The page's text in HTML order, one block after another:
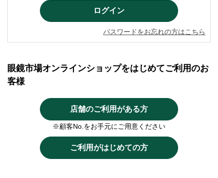
パスワードをお忘れの方はこちら
眼鏡市場オンラインショップをはじめてご利用のお
客様
店舗のご利用がある方
※顧客No.をお手元にご用意ください
ご利用がはじめての方